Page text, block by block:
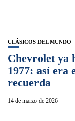
CLÁSICOS DEL MUNDO
Chevrolet ya
1977: así era
recuerda
14 de marzo de 2026